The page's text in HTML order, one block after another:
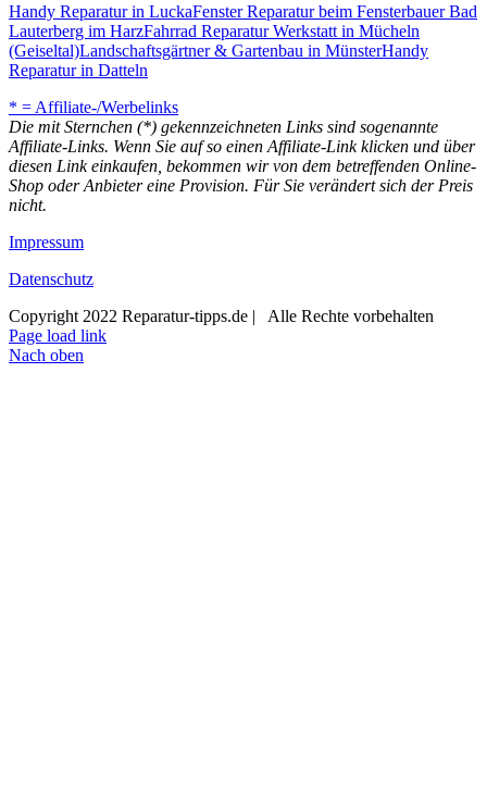
Handy Reparatur in LuckaFenster Reparatur beim Fensterbauer Bad
Lauterberg im HarzFahrrad Reparatur Werkstatt in Mücheln
(Geiseltal)Landschaftsgärtner & Gartenbau in MünsterHandy
Reparatur in Datteln
* = Affiliate-/Werbelinks
Die mit Sternchen (*) gekennzeichneten Links sind sogenannte
Affiliate-Links. Wenn Sie auf so einen Affiliate-Link klicken und über
diesen Link einkaufen, bekommen wir von dem betreffenden Online-
Shop oder Anbieter eine Provision. Für Sie verändert sich der Preis
nicht.
Impressum
Datenschutz
Copyright 2022 Reparatur-tipps.de | Alle Rechte vorbehalten
Page load link
Nach oben